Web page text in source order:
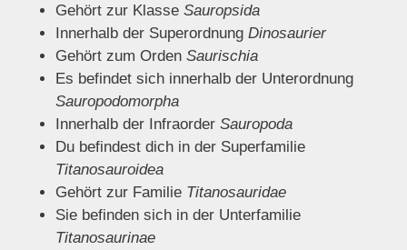
Gehört zur Klasse Sauropsida
Innerhalb der Superordnung Dinosaurier
Gehört zum Orden Saurischia
Es befindet sich innerhalb der Unterordnung
Sauropodomorpha
Innerhalb der Infraorder Sauropoda
Du befindest dich in der Superfamilie
Titanosauroidea
Gehört zur Familie Titanosauridae
Sie befinden sich in der Unterfamilie
Titanosaurinae